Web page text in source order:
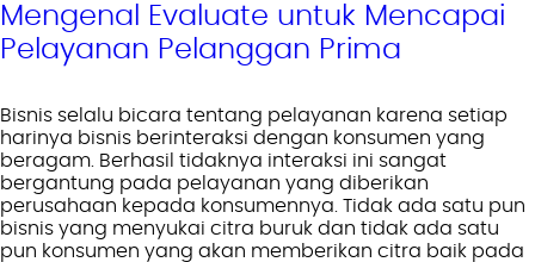
Mengenal Evaluate untuk Mencapai
Pelayanan Pelanggan Prima
Bisnis selalu bicara tentang pelayanan karena setiap
harinya bisnis berinteraksi dengan konsumen yang
beragam. Berhasil tidaknya interaksi ini sangat
bergantung pada pelayanan yang diberikan
perusahaan kepada konsumennya. Tidak ada satu pun
bisnis yang menyukai citra buruk dan tidak ada satu
pun konsumen yang akan memberikan citra baik pada